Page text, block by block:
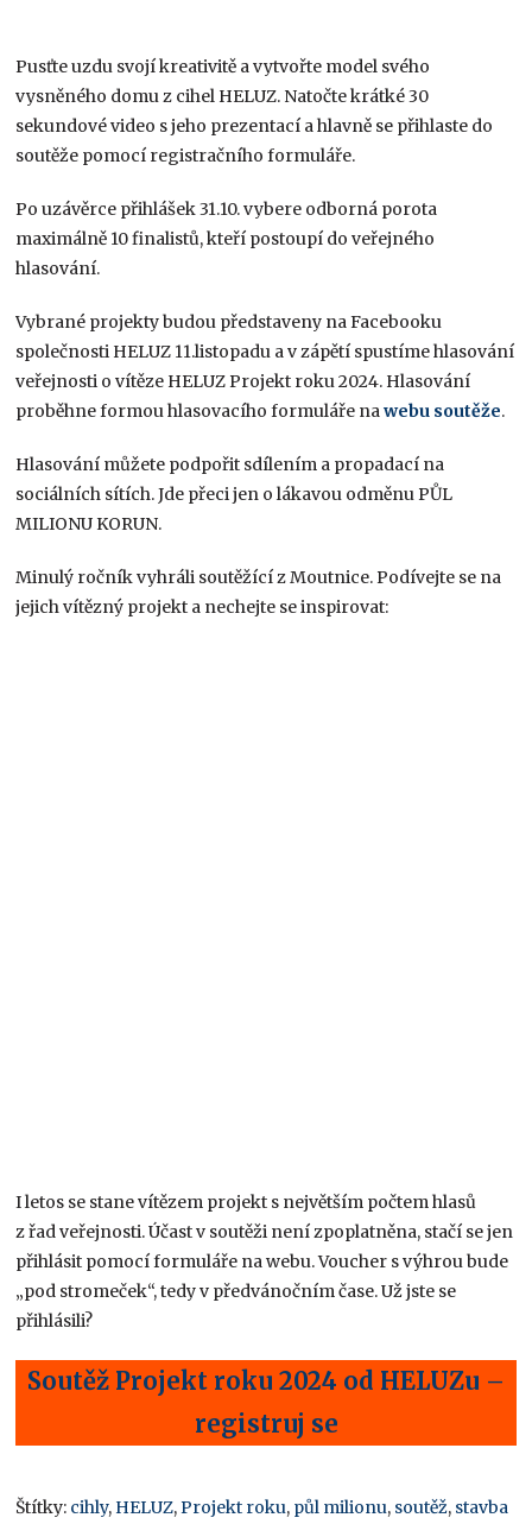
Pusťte uzdu svojí kreativitě a vytvořte model svého
vysněného domu z cihel HELUZ. Natočte krátké 30
sekundové video s jeho prezentací a hlavně se přihlaste do
soutěže pomocí registračního formuláře.
Po uzávěrce přihlášek 31.10. vybere odborná porota
maximálně 10 finalistů, kteří postoupí do veřejného
hlasování.
Vybrané projekty budou představeny na Facebooku
společnosti HELUZ 11.listopadu a v zápětí spustíme hlasování
veřejnosti o vítěze HELUZ Projekt roku 2024. Hlasování
proběhne formou hlasovacího formuláře nawebu soutěže.
Hlasování můžete podpořit sdílením a propadací na
sociálních sítích. Jde přeci jen o lákavou odměnu PŮL
MILIONU KORUN.
Minulý ročník vyhráli soutěžící z Moutnice. Podívejte se na
jejich vítězný projekt a nechejte se inspirovat:
I letos se stane vítězem projekt s největším počtem hlasů
z řad veřejnosti. Účast v soutěži není zpoplatněna, stačí se jen
přihlásit pomocí formuláře na webu. Voucher s výhrou bude
„pod stromeček“, tedy v předvánočním čase. Už jste se
přihlásili?
Soutěž Projekt roku 2024 od HELUZu –
registruj se
Štítky: cihly, HELUZ,Projekt roku, půl milionu, soutěž, stavba